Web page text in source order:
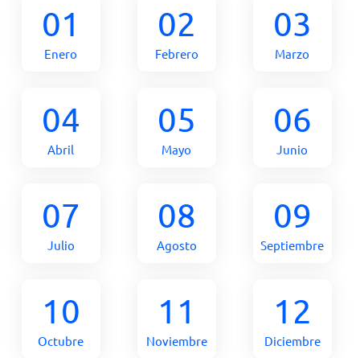
01
Enero
02
Febrero
03
Marzo
04
Abril
05
Mayo
06
Junio
07
Julio
08
Agosto
09
Septiembre
10
Octubre
11
Noviembre
12
Diciembre